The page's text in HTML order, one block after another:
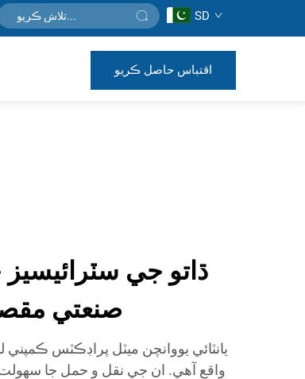
SD
اقتباس حاصل ڪريو
ڌاتو جي سٽرائيسيز
صنعتي
يانٽائي يووانچن ميٽل پراڊڪٽس ڪمپني
واقع آهي. ان جي نقل و حمل جا